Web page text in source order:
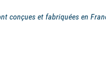
conçues et fabriquées en